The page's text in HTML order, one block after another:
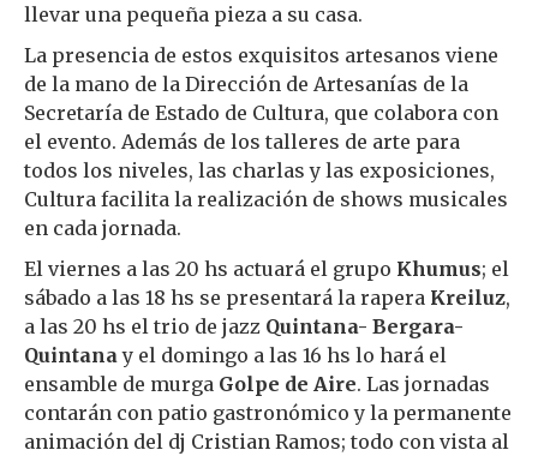
llevar una pequeña pieza a su casa.
La presencia de estos exquisitos artesanos viene
de la mano de la Dirección de Artesanías de la
Secretaría de Estado de Cultura, que colabora con
el evento. Además de los talleres de arte para
todos los niveles, las charlas y las exposiciones,
Cultura facilita la realización de shows musicales
en cada jornada.
El viernes a las 20 hs actuará el grupo Khumus; el
sábado a las 18 hs se presentará la rapera Kreiluz,
a las 20 hs el trio de jazz Quintana- Bergara-
Quintana y el domingo a las 16 hs lo hará el
ensamble de murga Golpe de Aire. Las jornadas
contarán con patio gastronómico y la permanente
animación del dj Cristian Ramos; todo con vista al